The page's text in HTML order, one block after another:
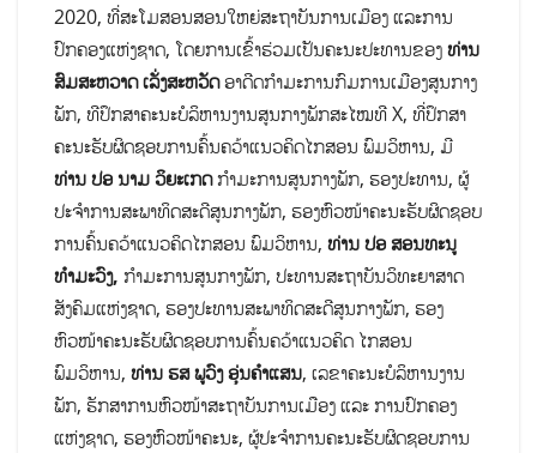
2020, ທີ່ສະໂມສອນສອນໃຫຍ່ສະຖາບັນການເມືອງ ແລະການ
ປົກຄອງແຫ່ງຊາດ, ໂດຍການເຂົ້າຮ່ວມເປັນຄະນະປະທານຂອງທ່ານ
ສົມສະຫວາດ ເລັ່ງສະຫວັດອາດີດກໍາມະການກົມການເມືອງສູນກາງ
ພັກ, ທີປຶກສາຄະນະບໍລິຫານງານສູນກາງພັກສະໄໝທີ X, ທີ່ປຶກສາ
ຄະນະຮັບຜິດຊອບການຄົ້ນຄວ້າແນວຄິດໄກສອນ ພົມວິຫານ, ມີ
ທ່ານປອ ນາມ ວິຍະເກດກຳມະການສູນກາງພັກ, ຮອງປະທານ, ຜູ້
ປະຈຳການສະພາທິດສະດີສູນກາງພັກ, ຮອງຫົວໜ້າຄະນະຮັບຜິດຊອບ
ການຄົ້ນຄວ້າແນວຄິດໄກສອນ ພົມວິຫານ, ທ່ານ ປອ ສອນທະນູ
ທຳມະວົງ, ກຳມະການສູນກາງພັກ, ປະທານສະຖາບັນວິທະຍາສາດ
ສັງຄົມແຫ່ງຊາດ, ຮອງປະທານສະພາທິດສະດີສູນກາງພັກ, ຮອງ
ຫົວໜ້າຄະນະຮັບຜິດຊອບການຄົ້ນຄວ້າແນວຄິດ ໄກສອນ
ພົມວິຫານ, ທ່ານ ຮສ ພູວົງ ອຸ່ນຄໍາແສນ, ເລຂາຄະນະບໍລິຫານງານ
ພັກ, ຮັກສາການຫົວໜ້າສະຖາບັນການເມືອງ ແລະ ການປົກຄອງ
ແຫ່ງຊາດ, ຮອງຫົວໜ້າຄະນະ, ຜູ້ປະຈຳການຄະນະຮັບຜິດຊອບການ